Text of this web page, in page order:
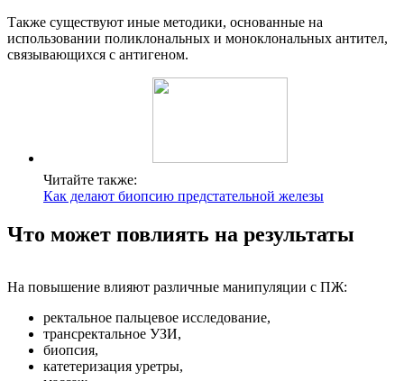
Также существуют иные методики, основанные на
использовании поликлональных и моноклональных антител,
связывающихся с антигеном.
Читайте также:
Как делают биопсию предстательной железы
Что может повлиять на результаты
На повышение влияют различные манипуляции с ПЖ:
ректальное пальцевое исследование,
трансректальное УЗИ,
биопсия,
катетеризация уретры,